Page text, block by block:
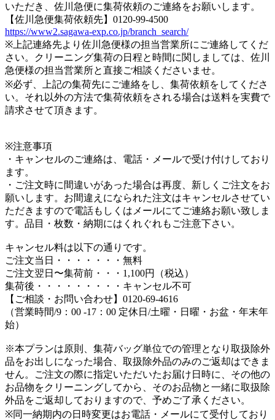
いただき、佐川急便に集荷依頼のご連絡をお願いします。
【佐川急便集荷依頼先】0120-99-4500
https://www2.sagawa-exp.co.jp/branch_search/
※上記連絡先より佐川急便様の担当営業所にご連絡してくだ
さい。クリーニング集荷の日程と時間に関しましては、佐川
急便様の担当営業所と直接ご相談くださいませ。
※必ず、上記の集荷先にご連絡をし、集荷依頼をしてくださ
い。それ以外の方法で集荷依頼をされる場合は送料を実費で
請求させて頂きます。
※注意事項
・キャンセルのご連絡は、電話・メールで受け付けしており
ます。
・ご注文時に間違いがあった場合は再度、新しくご注文をお
願いします。お間違えになられた注文はキャンセルさせてい
ただきますので電話もしくはメールにてご連絡お願い致しま
す。品目・枚数・納期にはくれぐれもご注意下さい。
キャンセル料は以下の通りです。
ご注文当日・・・・・・・無料
ご注文翌日〜集荷前・・・1,100円（税込）
集荷後・・・・・・・・・キャンセル不可
【ご相談・お問い合わせ】0120-69-4616
（営業時間/9：00 -17：00 定休日/土曜・日曜・お盆・年末年
始）
※本プランは原則、集荷バッグ単位での管理となり取扱除外
品をお出しになった場合、取扱除外品のみのご返却はできま
せん。ご注文の際に指定いただいたお届け日時に、その他の
お品物をクリーニングしてから、そのお品物と一緒に取扱除
外品をご返却しておりますので、予めご了承ください。
※同一納期内の日時変更はお電話・メールにて受付しており